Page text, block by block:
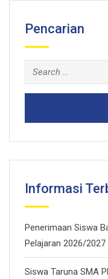
Pencarian
Search
for:
Informasi
Penerimaan Siswa
Pelajaran 2026/2027
Siswa Taruna SMA